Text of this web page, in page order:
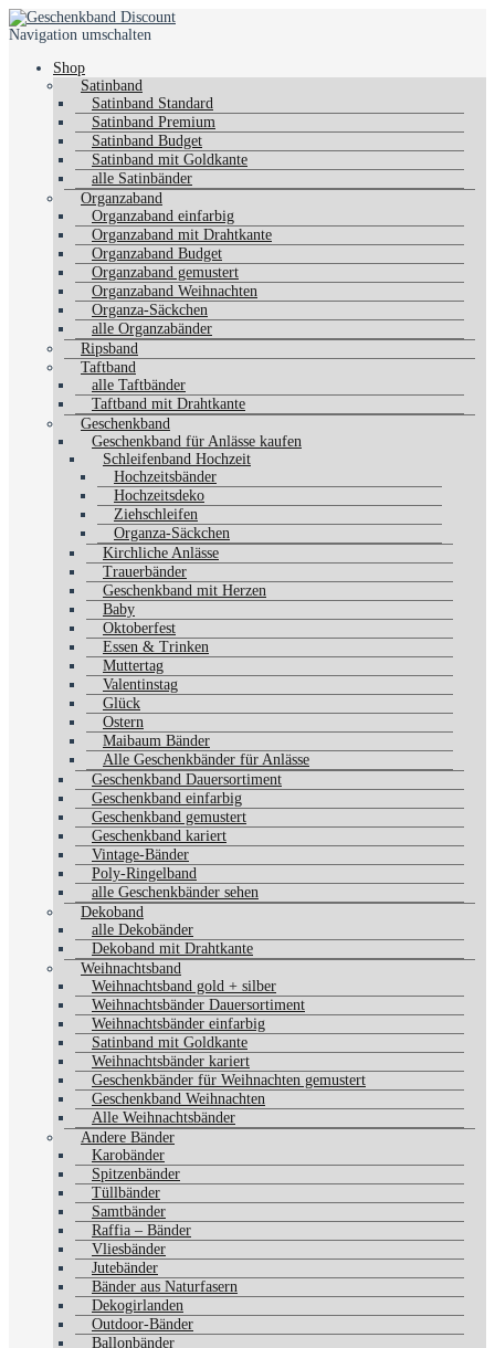
Navigation umschalten
Shop
Satinband
Satinband Standard
Satinband Premium
Satinband Budget
Satinband mit Goldkante
alle Satinbänder
Organzaband
Organzaband einfarbig
Organzaband mit Drahtkante
Organzaband Budget
Organzaband gemustert
Organzaband Weihnachten
Organza-Säckchen
alle Organzabänder
Ripsband
Taftband
alle Taftbänder
Taftband mit Drahtkante
Geschenkband
Geschenkband für Anlässe kaufen
Schleifenband Hochzeit
Hochzeitsbänder
Hochzeitsdeko
Ziehschleifen
Organza-Säckchen
Kirchliche Anlässe
Trauerbänder
Geschenkband mit Herzen
Baby
Oktoberfest
Essen & Trinken
Muttertag
Valentinstag
Glück
Ostern
Maibaum Bänder
Alle Geschenkbänder für Anlässe
Geschenkband Dauersortiment
Geschenkband einfarbig
Geschenkband gemustert
Geschenkband kariert
Vintage-Bänder
Poly-Ringelband
alle Geschenkbänder sehen
Dekoband
alle Dekobänder
Dekoband mit Drahtkante
Weihnachtsband
Weihnachtsband gold + silber
Weihnachtsbänder Dauersortiment
Weihnachtsbänder einfarbig
Satinband mit Goldkante
Weihnachtsbänder kariert
Geschenkbänder für Weihnachten gemustert
Geschenkband Weihnachten
Alle Weihnachtsbänder
Andere Bänder
Karobänder
Spitzenbänder
Tüllbänder
Samtbänder
Raffia – Bänder
Vliesbänder
Jutebänder
Bänder aus Naturfasern
Dekogirlanden
Outdoor-Bänder
Ballonbänder